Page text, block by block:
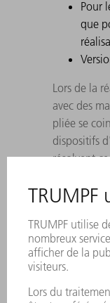
Pour
que
Lors de la
avec des
pliée se
dispositifs
résolvent
La division
inférieurs
outils
remplacés